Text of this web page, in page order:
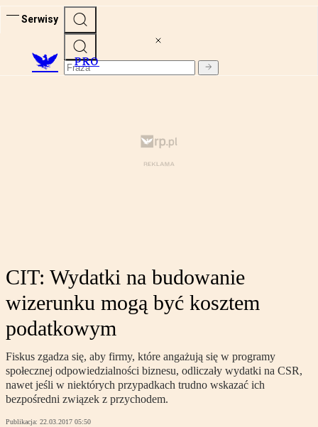
Serwisy
PRO
CIT: Wydatki na budowanie
wizerunku mogą być kosztem
podatkowym
Fiskus zgadza się, aby firmy, które angażują się w programy
społecznej odpowiedzialności biznesu, odliczały wydatki na CSR,
nawet jeśli w niektórych przypadkach trudno wskazać ich
bezpośredni związek z przychodem.
Publikacja: 22.03.2017 05:50